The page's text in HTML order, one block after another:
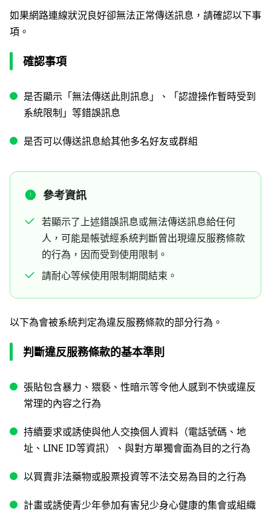
如果網路連線狀況良好卻無法正常傳送訊息，請確認以下事
項。
確認事項
是否顯示「無法傳送此則訊息」、「認證操作暫時受到
系統限制」等錯誤訊息
是否可以傳送訊息給其他多名好友或群組
參考資訊
若顯示了上述錯誤訊息或無法傳送訊息給任何
人，可能是帳號經系統判斷曾出現違反服務條款
的行為，因而受到使用限制。
請耐心等候使用限制期間結束。
以下為會被系統判定為違反服務條款的部分行為。
判斷違反服務條款的基本準則
張貼包含暴力、猥褻、性暗示等令他人感到不快或違反
常理的內容之行為
持續要求或誘使與他人交換個人資料（電話號碼、地
址、LINE ID等資訊）、與對方單獨會面為目的之行為
以買賣非法藥物或股票投資等不法交易為目的之行為
計畫或誘使青少年參加有害兒少身心健康的集會或組織